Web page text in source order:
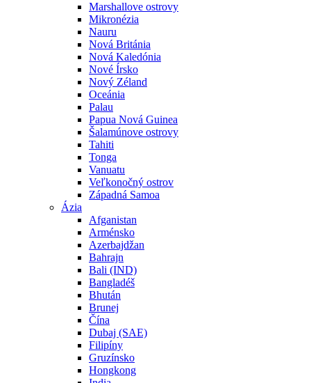
Marshallove ostrovy
Mikronézia
Nauru
Nová Británia
Nová Kaledónia
Nové Írsko
Nový Zéland
Oceánia
Palau
Papua Nová Guinea
Šalamúnove ostrovy
Tahiti
Tonga
Vanuatu
Veľkonočný ostrov
Západná Samoa
Ázia
Afganistan
Arménsko
Azerbajdžan
Bahrajn
Bali (IND)
Bangladéš
Bhután
Brunej
Čína
Dubaj (SAE)
Filipíny
Gruzínsko
Hongkong